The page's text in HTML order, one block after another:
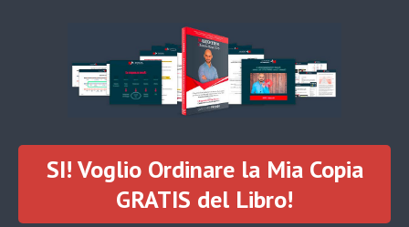
SI! Voglio Ordinare la Mia Copia
GRATIS del Libro!